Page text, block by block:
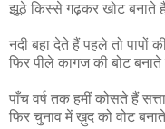
झूठे किस्से गढ़कर खोट बनाते
नदी बहा देते हैं पहले तो पापों
फिर पीले कागज की बोट बनाते
पाँच वर्ष तक हमीं कोसते हैं
फिर चुनाव में ख़ुद को वोट